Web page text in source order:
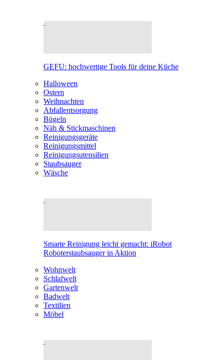
GEFU: hochwertige Tools für deine Küche
Halloween
Ostern
Weihnachten
Abfallentsorgung
Bügeln
Näh & Stickmaschinen
Reinigungsgeräte
Reinigungsmittel
Reinigungsutensilien
Staubsauger
Wäsche
Smarte Reinigung leicht gemacht: iRobot
Roboterstaubsauger in Aktion
Wohnwelt
Schlafwelt
Gartenwelt
Badwelt
Textilien
Möbel